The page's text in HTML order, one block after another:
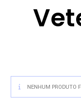
NENHUM PRODUTO